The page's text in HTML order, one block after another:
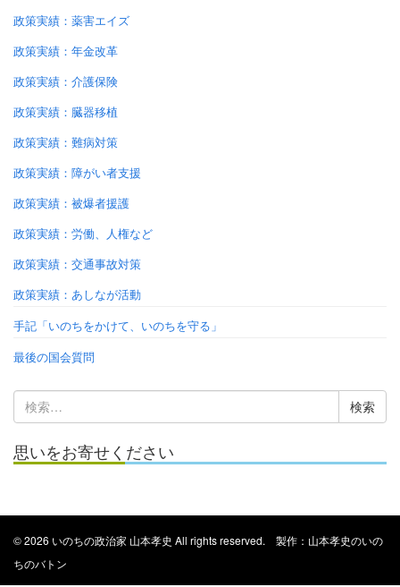
政策実績：薬害エイズ
政策実績：年金改革
政策実績：介護保険
政策実績：臓器移植
政策実績：難病対策
政策実績：障がい者支援
政策実績：被爆者援護
政策実績：労働、人権など
政策実績：交通事故対策
政策実績：あしなが活動
手記「いのちをかけて、いのちを守る」
最後の国会質問
索:
思いをお寄せください
© 2026 いのちの政治家 山本孝史 All rights reserved. 製作：山本孝史のいの
ちのバトン